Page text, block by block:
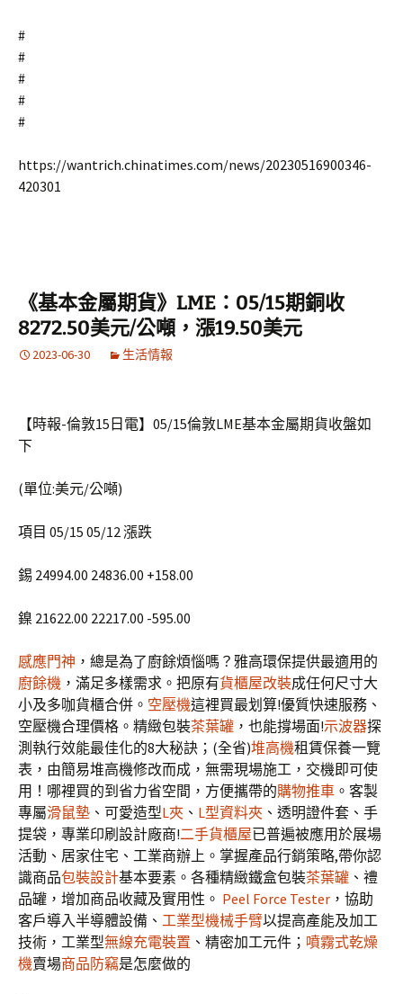
#
#
#
#
#
https://wantrich.chinatimes.com/news/20230516900346-
420301
《基本金屬期貨》LME：05/15期銅收
8272.50美元/公噸，漲19.50美元
2023-06-30 生活情報
【時報-倫敦15日電】05/15倫敦LME基本金屬期貨收盤如
下
(單位:美元/公噸)
項目 05/15 05/12 漲跌
錫 24994.00 24836.00 +158.00
鎳 21622.00 22217.00 -595.00
感應門神 ，總是為了廚餘煩惱嗎？雅高環保提供最適用的
廚餘機 ，滿足多樣需求。把原有貨櫃屋改裝成任何尺寸大
小及多咖貨櫃合併。 空壓機這裡買最划算!優質快速服務、
空壓機合理價格。精緻包裝茶葉罐 ，也能撐場面!示波器探
測執行效能最佳化的8大秘訣；(全省)堆高機租賃保養一覽
表，由簡易堆高機修改而成，無需現場施工，交機即可使
用！哪裡買的到省力省空間，方便攜帶的購物推車 。客製
專屬滑鼠墊 、可愛造型L夾 、 L型資料夾 、透明證件套、手
提袋，專業印刷設計廠商!二手貨櫃屋已普遍被應用於展場
活動、居家住宅、工業商辦上。掌握產品行銷策略,帶你認
識商品包裝設計基本要素。各種精緻鐵盒包裝茶葉罐 、禮
品罐，增加商品收藏及實用性。 Peel Force Tester ，協助
客戶導入半導體設備、 工業型機械手臂以提高產能及加工
技術，工業型無線充電裝置 、精密加工元件； 噴霧式乾燥
機賣場商品防竊是怎麼做的